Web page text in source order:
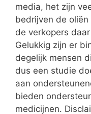
media, het zijn
bedrijven de oliën
de verkopers
Gelukkig zijn er
degelijk mensen
dus een studie
aan
bieden
medicijnen.